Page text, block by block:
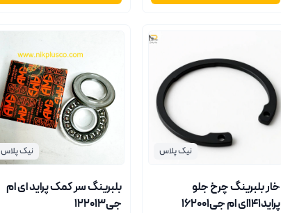
نیک پلاس
خار بلبرینگ چرخ جلو
پراید141ای ام جی162001
نیک پلاس
بلبرینگ سر کمک پراید ای ام
جی122013